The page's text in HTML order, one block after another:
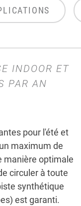
INDOOR ET
PAR AN
pour l'été et
maximum de
manière optimale
circuler à toute
synthétique
est garanti.